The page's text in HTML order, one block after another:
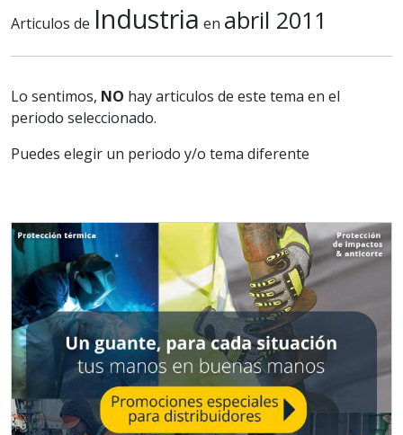
Articulos de Industria en abril 2011
Lo sentimos, NO hay articulos de este tema en el
periodo seleccionado.
Puedes elegir un periodo y/o tema diferente